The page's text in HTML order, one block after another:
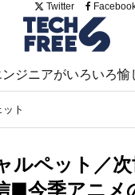
ジニアがいろいろ愉
Twitter
ト
ルペット／
■今季アニメ